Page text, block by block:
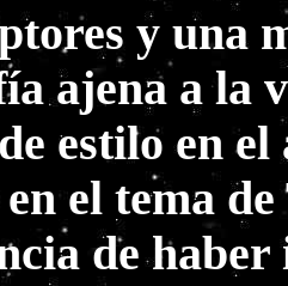
y una
ajena a la
estilo en
el tema
de